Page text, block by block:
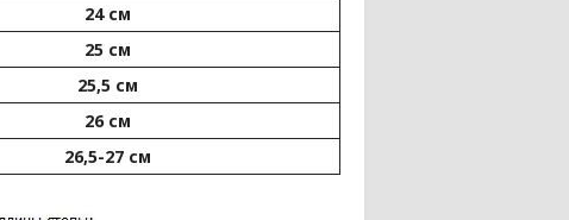
24 см
25 см
25,5 см
26 см
26,5-27 см